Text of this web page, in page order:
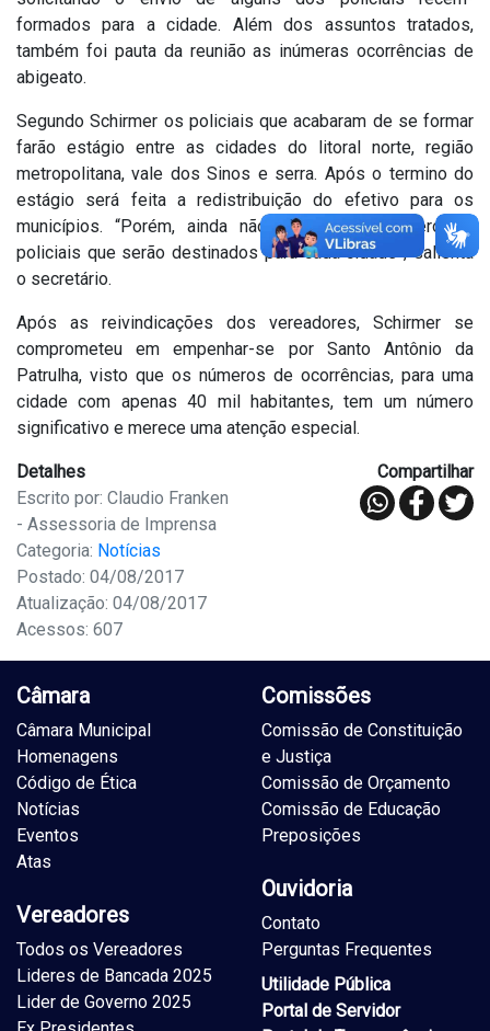
formados para a cidade. Além dos assuntos tratados,
também foi pauta da reunião as inúmeras ocorrências de
abigeato.
Segundo Schirmer os policiais que acabaram de se formar
farão estágio entre as cidades do litoral norte, região
metropolitana, vale dos Sinos e serra. Após o termino do
estágio será feita a redistribuição do efetivo para os
municípios. “Porém, ainda não sabemos o número de
policiais que serão destinados para cada cidade”, salienta
o secretário.
Após as reivindicações dos vereadores, Schirmer se
comprometeu em empenhar-se por Santo Antônio da
Patrulha, visto que os números de ocorrências, para uma
cidade com apenas 40 mil habitantes, tem um número
significativo e merece uma atenção especial.
Detalhes
Escrito por: Claudio Franken
- Assessoria de Imprensa
Categoria: Notícias
Postado: 04/08/2017
Atualização: 04/08/2017
Acessos: 607
Compartilhar
Câmara
Câmara Municipal
Homenagens
Código de Ética
Notícias
Eventos
Atas
Vereadores
Todos os Vereadores
Lideres de Bancada 2025
Lider de Governo 2025
Comissões
Comissão de Constituição
e Justiça
Comissão de Orçamento
Comissão de Educação
Preposições
Ouvidoria
Contato
Perguntas Frequentes
Utilidade Pública
Portal de Servidor